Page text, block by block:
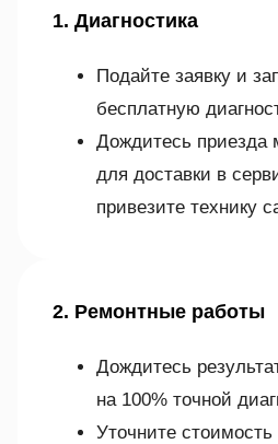
1. Диагностика
Подайте заявку и
бесплатную
Дождитесь приезда
для доставки в
привезите технику
2. Ремонтные работы
Дождитесь
на 100% точной
Уточните